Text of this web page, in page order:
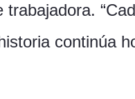
continúa